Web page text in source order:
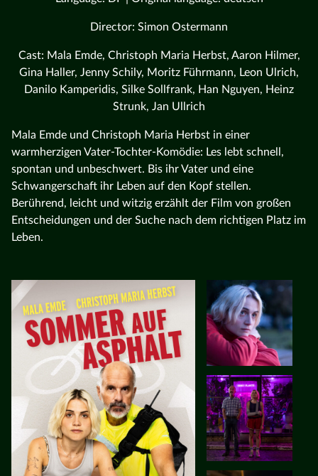
Director: Simon Ostermann
Cast: Mala Emde, Christoph Maria Herbst, Aaron Hilmer,
Gina Haller, Jenny Schily, Moritz Führmann, Leon Ulrich,
Danilo Kamperidis, Silke Sollfrank, Han Nguyen, Heinz
Strunk, Jan Ullrich
Mala Emde und Christoph Maria Herbst in einer
warmherzigen Vater-Tochter-Komödie: Les lebt schnell,
spontan und unbeschwert. Bis ihr Vater und eine
Schwangerschaft ihr Leben auf den Kopf stellen.
Berührend, leicht und witzig erzählt der Film von großen
Entscheidungen und der Suche nach dem richtigen Platz im
Leben.